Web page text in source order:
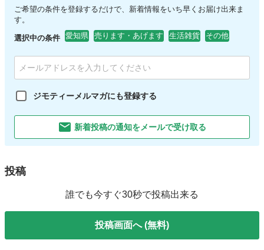
ご希望の条件を登録するだけで、新着情報をいち早くお届け出来ま
す。
選択中の条件 愛知県 売ります・あげます 生活雑貨 その他
ジモティーメルマガにも登録する
新着投稿の通知をメールで受け取る
投稿
誰でも今すぐ30秒で投稿出来る
投稿画面へ (無料)